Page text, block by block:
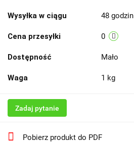
Wysyłka w ciągu 48 godzin
Cena przesyłki 0
Dostępność Mało
Waga 1 kg
Zadaj pytanie
Pobierz produkt do PDF